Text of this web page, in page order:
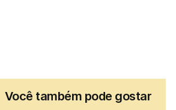
Você também pode gostar